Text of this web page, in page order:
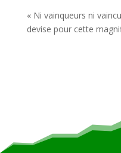
« Ni vainqueurs ni
devise pour cette